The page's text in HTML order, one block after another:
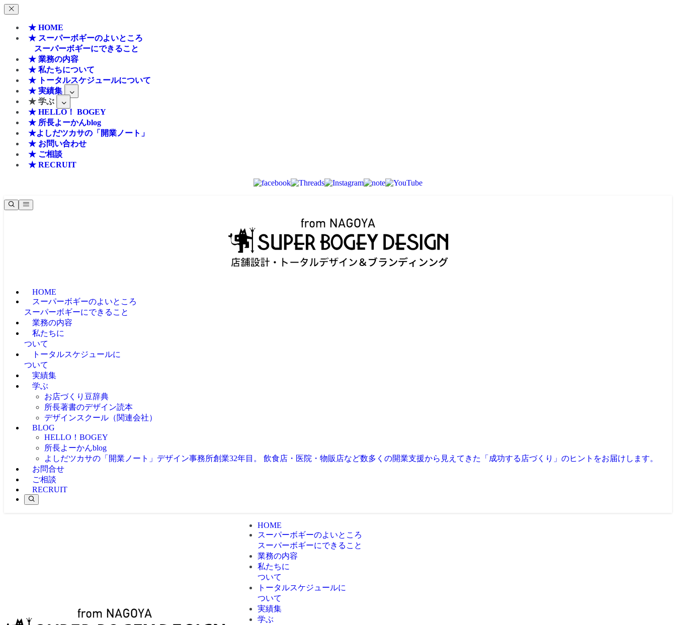
★ HOME
★ スーパーボギーのよいところ
スーパーボギーにできること
★ 業務の内容
★ 私たちについて
★ トータルスケジュールについて
★ 実績集
★ 学ぶ
★ HELLO！ BOGEY
★ 所長よーかんblog
★よしだツカサの「開業ノート」
★ お問い合わせ
★ ご相談
★ RECRUIT
HOME
スーパーボギーのよいところ
スーパーボギーにできること
業務の内容
私たちに
ついて
トータルスケジュールに
ついて
実績集
学ぶ
お店づくり豆辞典
所長著書のデザイン読本
デザインスクール（関連会社）
BLOG
HELLO！BOGEY
所長よーかんblog
よしだツカサの「開業ノート」 デザイン事務所創業32年目。 飲食店・医院・物販店など数多くの開業支援から見えてきた「成功する店づくり」のヒントをお届けします。
お問合せ
ご相談
RECRUIT
HOME
スーパーボギーのよいところ
スーパーボギーにできること
業務の内容
私たちに
ついて
トータルスケジュールに
ついて
実績集
学ぶ